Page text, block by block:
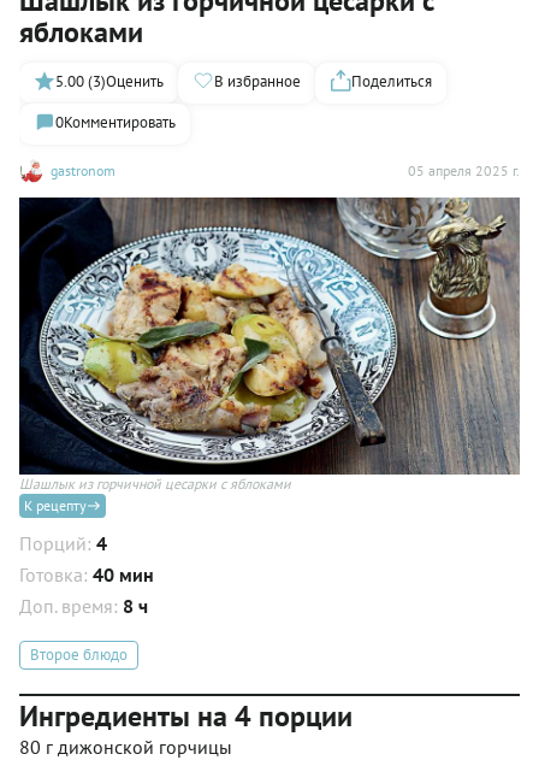
яблоками
gastronom 05 апреля 2025 г.
5.00 (3)Оценить В избранное
Поделиться
0Комментировать
Шашлык из горчичной цесарки с яблоками
К рецепту
Порций: 4
Готовка: 40 мин
Доп. время: 8 ч
Второе блюдо
Ингредиенты на 4 порции
80 г дижонской горчицы